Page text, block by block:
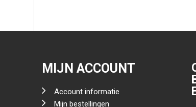
MIJN ACCOUNT
Account informatie
Mijn bestellingen